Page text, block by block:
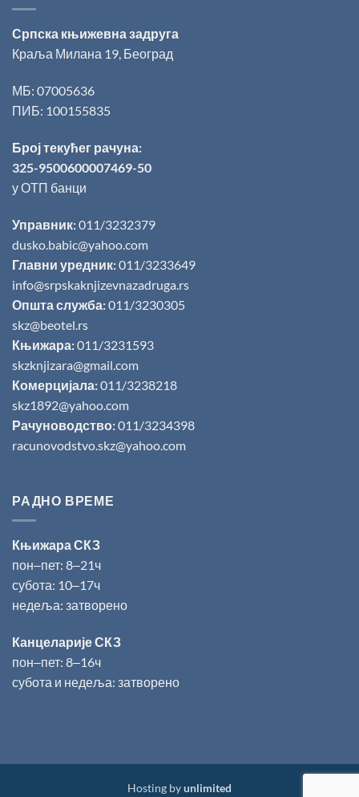
Српска књижевна задруга
Краља Милана 19, Београд
МБ: 07005636
ПИБ: 100155835
Број текућег рачуна:
325-9500600007469-50
у ОТП банци
Управник:011/3232379
dusko.babic@yahoo.com
Главни уредник:011/3233649
info@srpskaknjizevnazadruga.rs
Општа служба:011/3230305
skz@beotel.rs
Књижара:011/3231593
skzknjizara@gmail.com
Комерцијала:011/3238218
skz1892@yahoo.com
Рачуноводство:011/3234398
racunovodstvo.skz@yahoo.com
РАДНО ВРЕМЕ
Књижара СКЗ
пон‒пет: 8‒21ч
субота: 10‒17ч
недеља: затворено
Канцеларије СКЗ
пон‒пет: 8‒16ч
субота и недеља: затворено
Hosting byunlimited